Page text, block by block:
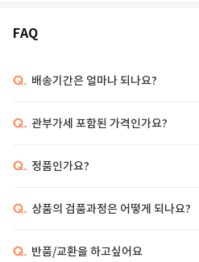
FAQ
Q. 배송기간은 얼마나 되나요?
Q. 관부가세 포함된 가격인가요?
Q. 정품인가요?
Q. 상품의 검품과정은 어떻게 되나요?
Q. 반품/교환을 하고싶어요